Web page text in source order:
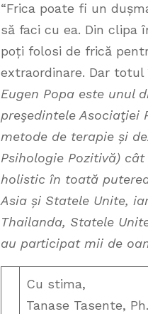
“Frica poate fi un
să faci cu ea. Din clipa
poți folosi de frică
extraordinare. Dar totul
Eugen Popa este unul
preşedintele Asociaţiei
metode de terapie și
Psihologie Pozitivă)
holistic în toată
Asia și Statele Unite,
Thailanda, Statele
au participat mii de
Cu stima,
Tanase Tasente,